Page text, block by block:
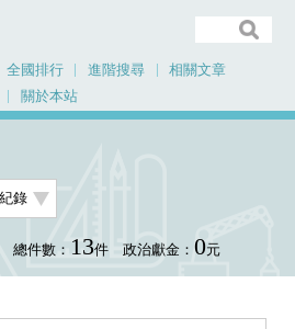
全國排行 進階搜尋
相關文章
關於本站
總件數： 13件 政治獻金： 0元